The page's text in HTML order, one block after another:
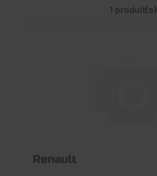
1 produit(s)
Renault